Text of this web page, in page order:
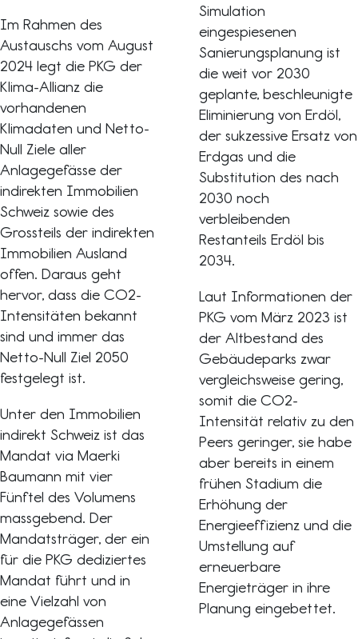
Im Rahmen des
Austauschs vom August
2024 legt die PKG der
Klima-Allianz die
vorhandenen
Klimadaten und Netto-
Null Ziele aller
Anlagegefässe der
indirekten Immobilien
Schweiz sowie des
Grossteils der indirekten
Immobilien Ausland
offen. Daraus geht
hervor, dass die CO2-
Intensitäten bekannt
sind und immer das
Netto-Null Ziel 2050
festgelegt ist.
Unter den Immobilien
indirekt Schweiz ist das
Mandat via Maerki
Baumann mit vier
Fünftel des Volumens
massgebend. Der
Mandatsträger, der ein
für die PKG dediziertes
Mandat führt und in
eine Vielzahl von
Anlagegefässen
Simulation
eingespiesenen
Sanierungsplanung ist
die weit vor 2030
geplante, beschleunigte
Eliminierung von Erdöl,
der sukzessive Ersatz von
Erdgas und die
Substitution des nach
2030 noch
verbleibenden
Restanteils Erdöl bis
2034.
Laut Informationen der
PKG vom März 2023 ist
der Altbestand des
Gebäudeparks zwar
vergleichsweise gering,
somit die CO2-
Intensität relativ zu den
Peers geringer, sie habe
aber bereits in einem
frühen Stadium die
Erhöhung der
Energieeffizienz und die
Umstellung auf
erneuerbare
Energieträger in ihre
Planung eingebettet.